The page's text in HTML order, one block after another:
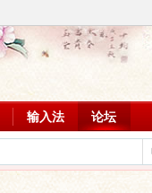
输入法 论坛